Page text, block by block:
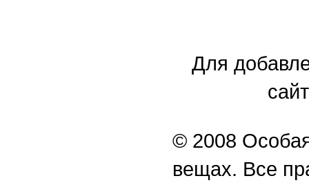
Для
© 2008
вещах. Все